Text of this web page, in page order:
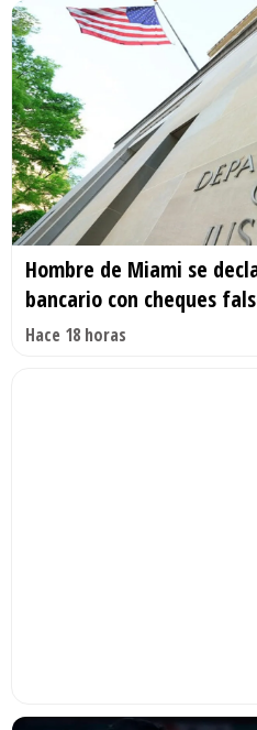
Hombre de Miami se
bancario con cheques
Hace 18 horas